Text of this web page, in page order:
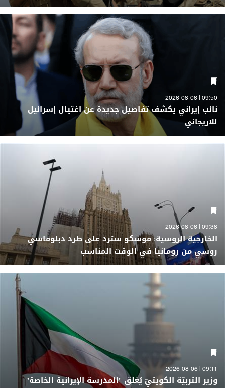
09:50 | 2026-08-06
نائب إيراني يكشف تفاصيل جديدة عن اغتيال إسرائيل
للاريجاني
09:38 | 2026-08-06
الخارجية الروسية: موسكو سترد على طرد دبلوماسي
روسي من رومانيا في الوقت المناسب
09:11 | 2026-08-06
وزير التربيّة الكويتيّ يُغلق "المدرسة الإيرانية الخاصة"